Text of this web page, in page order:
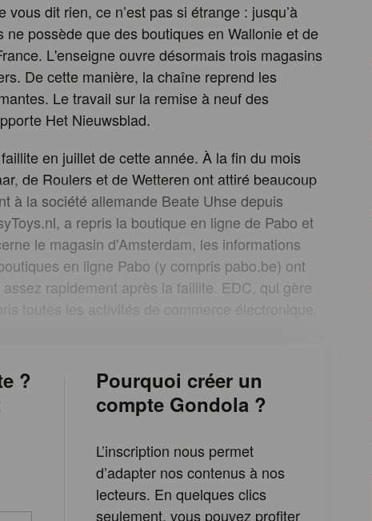
dit rien, ce n’est pas si étrange : jusqu’à
possède que des boutiques en Wallonie et de
L'enseigne ouvre désormais trois magasins
De cette manière, la chaîne reprend les
Le travail sur la remise à neuf des
Het Nieuwsblad.
en juillet de cette année. À la fin du mois
de Roulers et de Wetteren ont attiré beaucoup
à la société allemande Beate Uhse depuis
a repris la boutique en ligne de Pabo et
le magasin d'Amsterdam, les informations
en ligne Pabo (y compris pabo.be) ont
rapidement après la faillite. EDC, qui gère
toutes les activités de commerce électronique.
?
Pourquoi créer un
compte Gondola ?
L’inscription nous permet
d’adapter nos contenus à nos
lecteurs. En quelques clics
seulement, vous pouvez profiter